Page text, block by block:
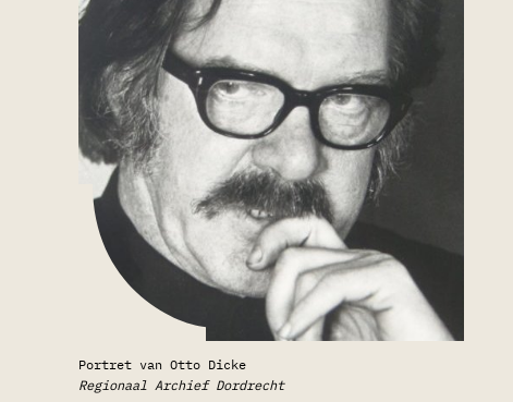
Portret van Otto Dicke
Regionaal Archief Dordrecht